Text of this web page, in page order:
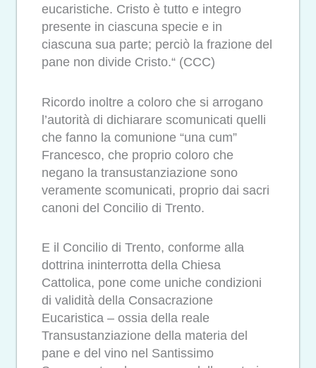
eucaristiche. Cristo è tutto e integro
presente in ciascuna specie e in
ciascuna sua parte; perciò la frazione del
pane non divide Cristo.“ (CCC)
Ricordo inoltre a coloro che si arrogano
l’autorità di dichiarare scomunicati quelli
che fanno la comunione “una cum”
Francesco, che proprio coloro che
negano la transustanziazione sono
veramente scomunicati, proprio dai sacri
canoni del Concilio di Trento.
E il Concilio di Trento, conforme alla
dottrina ininterrotta della Chiesa
Cattolica, pone come uniche condizioni
di validità della Consacrazione
Eucaristica – ossia della reale
Transustanziazione della materia del
pane e del vino nel Santissimo